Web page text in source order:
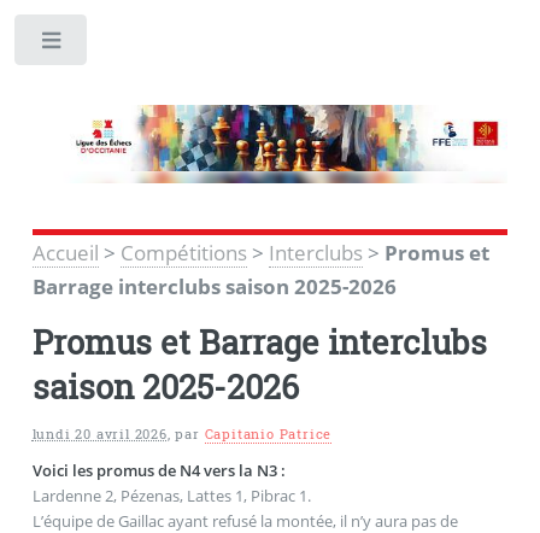
Accueil > Compétitions> Interclubs> Promus et
Barrage interclubs saison 2025-2026
Promus et Barrage interclubs
saison 2025-2026
lundi 20 avril 2026,par Capitanio Patrice
Voici les promus de N4 vers la N3 :
Lardenne 2, Pézenas, Lattes 1, Pibrac 1.
L’équipe de Gaillac ayant refusé la montée, il n’y aura pas de